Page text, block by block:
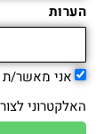
הערות
אני מאשר/ת
האלקטרוני